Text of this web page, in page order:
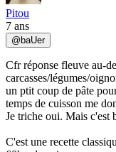
Pitou
7 ans
@ baUer
Cfr réponse fleuve au-
carcasses/légumes/
un ptit coup de pâte
temps de cuisson me
Je triche oui. Mais c'est
C'est une recette